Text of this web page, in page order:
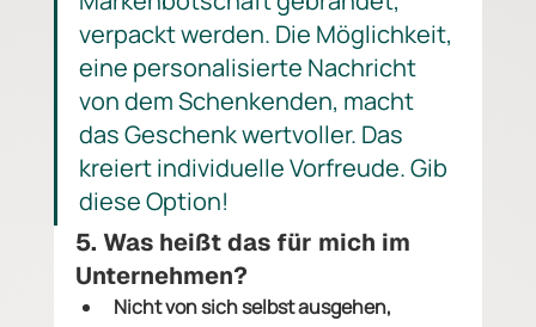
verpackt werden. Die Möglichkeit,
eine personalisierte Nachricht
von dem Schenkenden, macht
das Geschenk wertvoller. Das
kreiert individuelle Vorfreude. Gib
diese Option!
5. Was heißt das für mich im
Unternehmen?
Nicht von sich selbst ausgehen,